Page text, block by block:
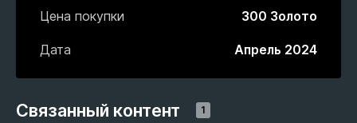
Цена покупки
300 Золото
Дата Апрель 2024
Связанный контент 1